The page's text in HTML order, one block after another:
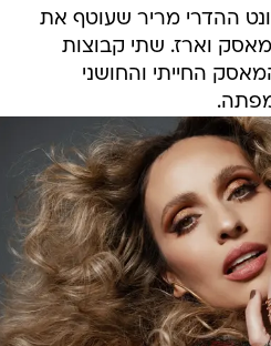
ההדרי מריר שעוטף את
וארז. שתי קבוצות
החייתי והחושני